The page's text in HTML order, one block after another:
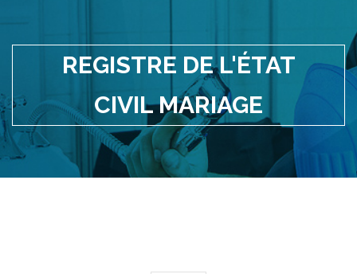
REGISTRE DE L'ÉTAT
CIVIL MARIAGE